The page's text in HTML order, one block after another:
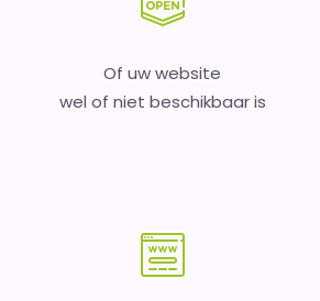
Of uw website
wel of niet beschikbaar is